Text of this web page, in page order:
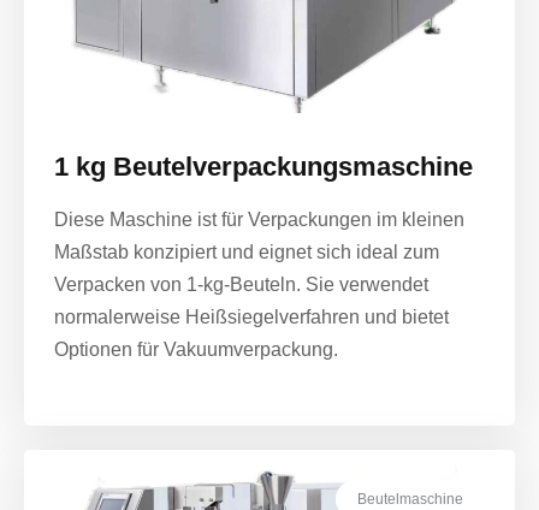
1 kg Beutelverpackungsmaschine
Diese Maschine ist für Verpackungen im kleinen
Maßstab konzipiert und eignet sich ideal zum
Verpacken von 1-kg-Beuteln. Sie verwendet
normalerweise Heißsiegelverfahren und bietet
Optionen für Vakuumverpackung.
Beutelmaschine